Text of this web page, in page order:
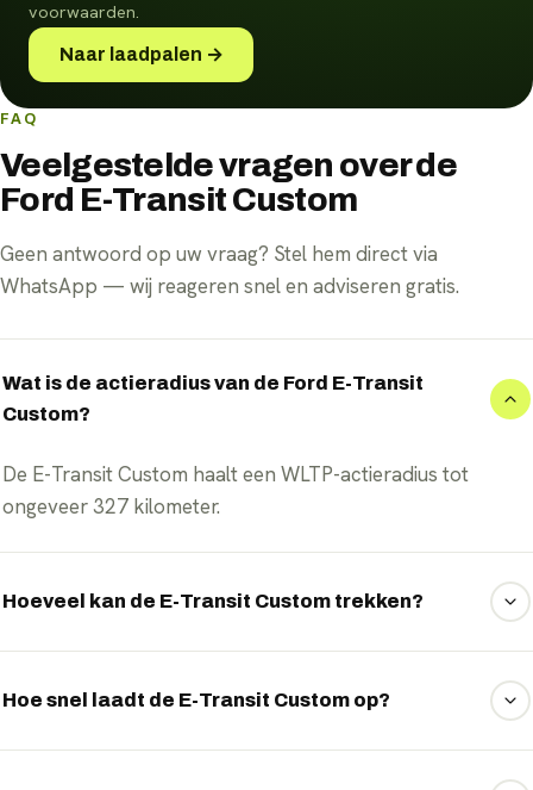
voorwaarden.
Naar laadpalen →
FAQ
Veelgestelde vragen over de
Ford E-Transit Custom
Geen antwoord op uw vraag? Stel hem direct via
WhatsApp — wij reageren snel en adviseren gratis.
Wat is de actieradius van de Ford E-Transit
Custom?
De E-Transit Custom haalt een WLTP-actieradius tot
ongeveer 327 kilometer.
Hoeveel kan de E-Transit Custom trekken?
2.300 kilogram, hoog voor deze klasse.
Hoe snel laadt de E-Transit Custom op?